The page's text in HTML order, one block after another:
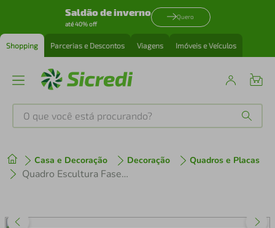
Saldão de inverno
até 40% off
Quero
Shopping Parcerias e Descontos Viagens Imóveis e Veículos
O que você está procurando?
Casa e Decoração Decoração Quadros e Placas
Quadro Escultura Fases da Lua Clean 90x406 Marrom
1º tenis